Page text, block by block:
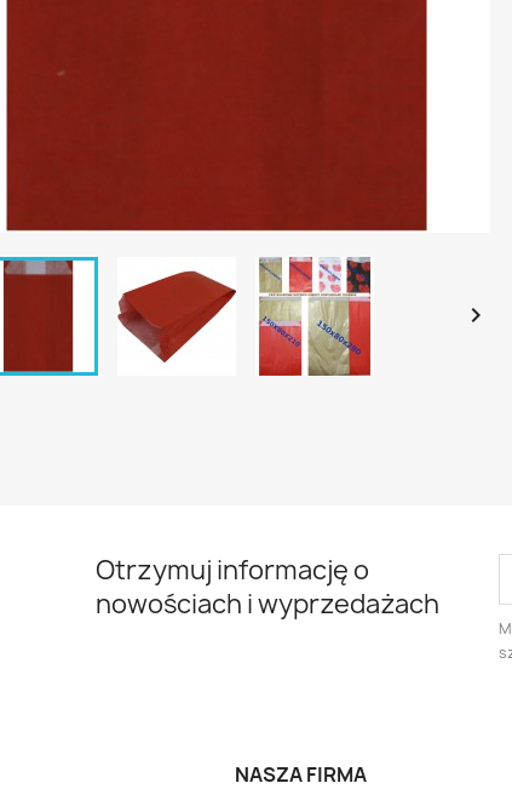

Otrzymuj informację o
nowościach i wyprzedażach
NASZA FIRMA